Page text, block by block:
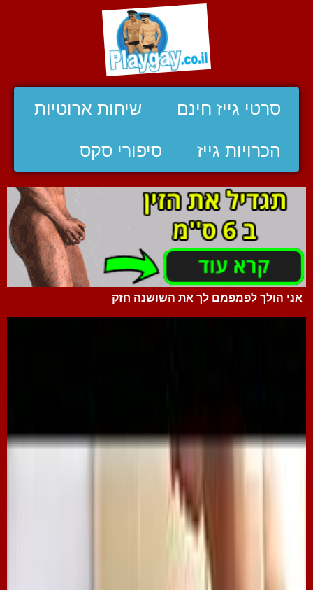
סרטי גייז חינם שיחות ארוטיות
הכרויות גייז סיפורי סקס
אני הולך לפמפמם לך את השושנה חזק